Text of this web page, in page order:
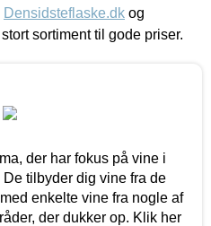
Densidsteflaske.dk og
sortiment til gode priser.
der har fokus på vine i
tilbyder dig vine fra de
enkelte vine fra nogle af
der dukker op. Klik her